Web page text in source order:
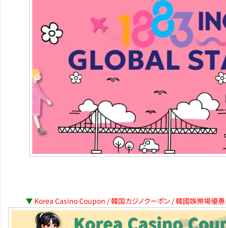
▼ Korea Casino Coupon / 韓国カジノクーポン / 韓國娛樂場優